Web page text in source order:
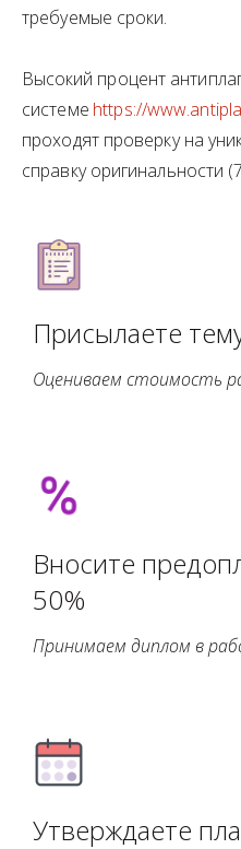
требуемые сроки.
Высокий процент
системе https://
проходят проверку на
справку оригинальности
Присылаете
Оцениваем стоимость
Вносите
50%
Принимаем диплом в
Утверждаете